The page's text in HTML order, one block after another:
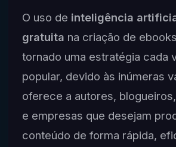
O uso de inteligência
gratuita na criação de
tornado uma estratégia cada
popular, devido às inúmeras
oferece a autores,
e empresas que desejam
conteúdo de forma rápida,